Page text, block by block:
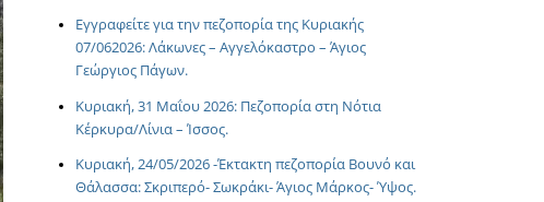
Εγγραφείτε για την πεζοπορία της Κυριακής
07/062026: Λάκωνες – Αγγελόκαστρο – Άγιος
Γεώργιος Πάγων.
Κυριακή, 31 Μαΐου 2026: Πεζοπορία στη Νότια
Κέρκυρα/Λίνια – Ίσσος.
Κυριακή, 24/05/2026 -Έκτακτη πεζοπορία Βουνό και
Θάλασσα: Σκριπερό- Σωκράκι- Άγιος Μάρκος- Ύψος.